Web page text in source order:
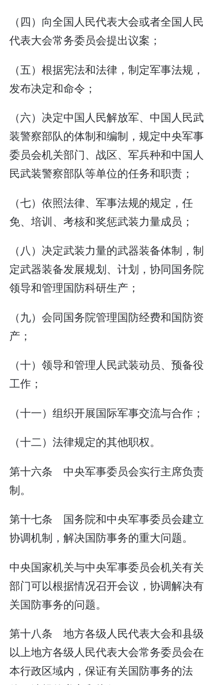
（四）向全国人民代表大会或者全国人民
代表大会常务委员会提出议案；
（五）根据宪法和法律，制定军事法规，
发布决定和命令；
（六）决定中国人民解放军、中国人民武
装警察部队的体制和编制，规定中央军事
委员会机关部门、战区、军兵种和中国人
民武装警察部队等单位的任务和职责；
（七）依照法律、军事法规的规定，任
免、培训、考核和奖惩武装力量成员；
（八）决定武装力量的武器装备体制，制
定武器装备发展规划、计划，协同国务院
领导和管理国防科研生产；
（九）会同国务院管理国防经费和国防资
产；
（十）领导和管理人民武装动员、预备役
工作；
（十一）组织开展国际军事交流与合作；
（十二）法律规定的其他职权。
第十六条 中央军事委员会实行主席负责
制。
第十七条 国务院和中央军事委员会建立
协调机制，解决国防事务的重大问题。
中央国家机关与中央军事委员会机关有关
部门可以根据情况召开会议，协调解决有
关国防事务的问题。
第十八条 地方各级人民代表大会和县级
以上地方各级人民代表大会常务委员会在
本行政区域内，保证有关国防事务的法